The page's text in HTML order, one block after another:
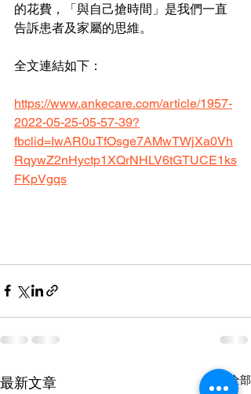
的花費，「與自己搶時間」是我們一直
告訴患者及家屬的思維。
全文連結如下：
https://www.ankecare.com/article/1957-
2022-05-25-05-57-39?
fbclid=IwAR0uTfOsge7AMwTWjXa0Vh
RqywZ2nHyctp1XQrNHLV6tGTUCE1ks
FKpVgqs
最新文章 查看全部